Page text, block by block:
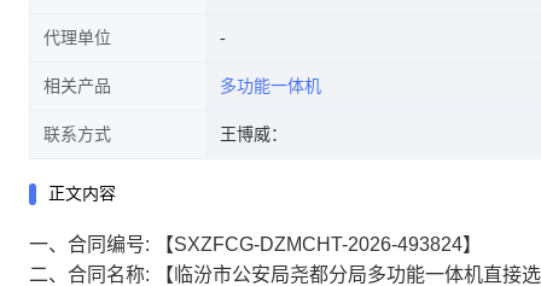
代理单位
相关产品 多功能一体机
联系方式 王博威：
正文内容
一、合同编号:
【SXZFCG-DZMCHT-2026-493824】
二、合同名称:
【临汾市公安局尧都分局多功能一体机直接